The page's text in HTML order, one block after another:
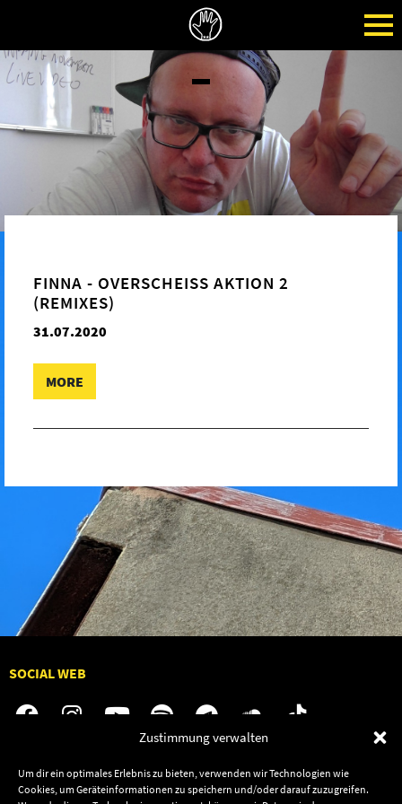
Zustimmung verwalten
Um dir ein optimales Erlebnis zu bieten, verwenden wir Technologien wie
Cookies, um Geräteinformationen zu speichern und/oder darauf zuzugreifen.
FINNA - OVERSCHEISS AKTION 2 (
REMIXES)
31.07.2020
MORE
SOCIAL WEB
Audiolith
Jobs